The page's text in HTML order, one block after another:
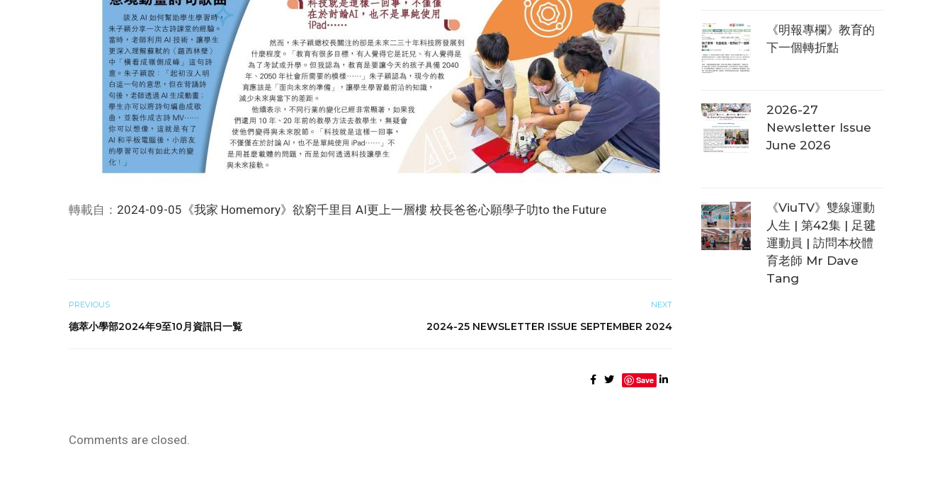
轉載自： 2024-09-05《我家 Homemory》欲窮千里目 AI更上一層樓 校長爸爸心願學子叻to the Future
PREVIOUS
德萃小學部2024年9至10月資訊日一覧
NEXT
2024-25 NEWSLETTER ISSUE SEPTEMBER 2024
Save
Comments are closed.
《明報專欄》教育的
下一個轉折點
2026-27
Newsletter Issue
June 2026
《ViuTV》雙線運動
人生 | 第42集 | 足毽
運動員 | 訪問本校體
育老師 Mr Dave
Tang